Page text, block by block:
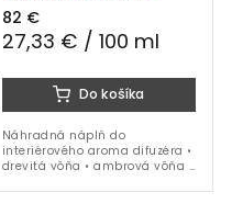
82 €
27,33 € / 100 ml
Do košíka
Náhradná náplň do
interiérového aroma difuzéra •
drevitá vôňa • ambrová vôňa •
300 ml